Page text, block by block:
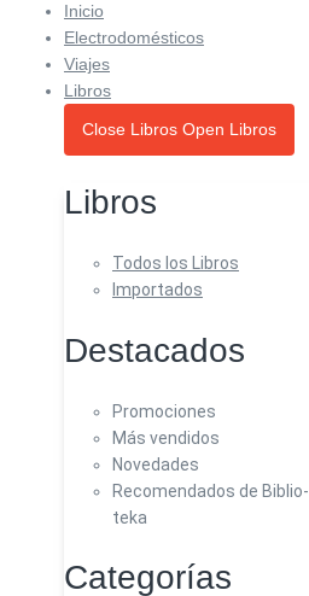
Inicio
Electrodomésticos
Viajes
Libros
Close Libros Open Libros
Libros
Todos los Libros
Importados
Destacados
Promociones
Más vendidos
Novedades
Recomendados de Biblio-
teka
Categorías